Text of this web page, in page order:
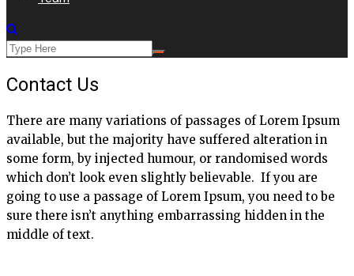
Contact Us
There are many variations of passages of Lorem Ipsum
available, but the majority have suffered alteration in
some form, by injected humour, or randomised words
which don’t look even slightly believable. If you are
going to use a passage of Lorem Ipsum, you need to be
sure there isn’t anything embarrassing hidden in the
middle of text.